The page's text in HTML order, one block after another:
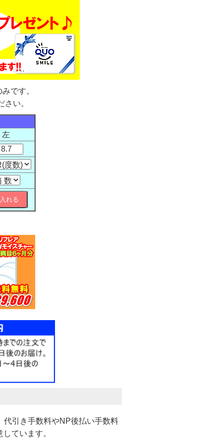
です。
い。
左
代引き手数料やNP後払い手数料
ています。